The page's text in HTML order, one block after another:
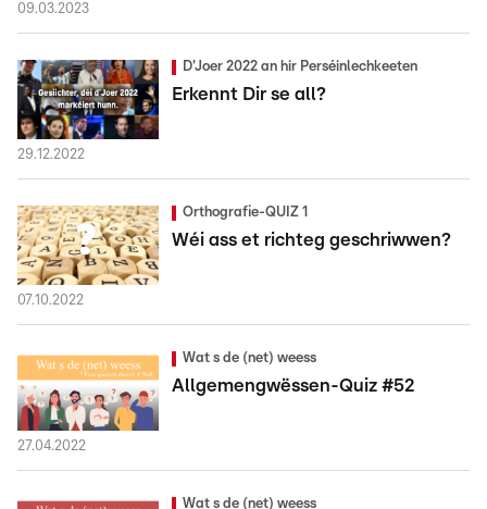
09.03.2023
D'Joer 2022 an hir Perséinlechkeeten
Erkennt Dir se all?
29.12.2022
Orthografie-QUIZ 1
Wéi ass et richteg geschriwwen?
07.10.2022
Wat s de (net) weess
Allgemengwëssen-Quiz #52
27.04.2022
Wat s de (net) weess